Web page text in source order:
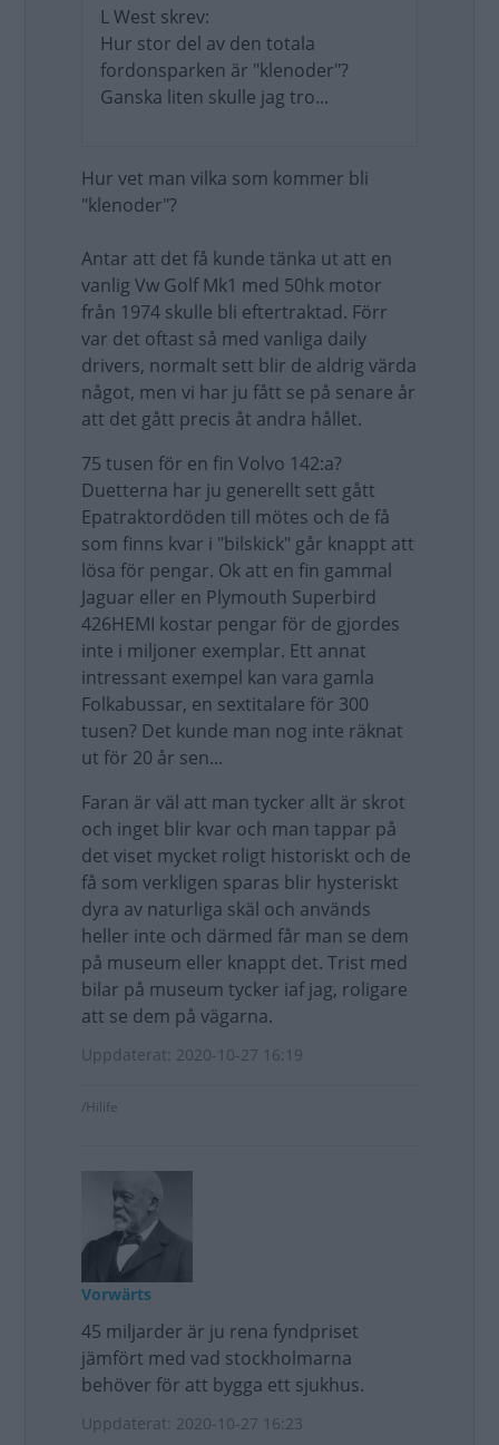
L West skrev:
Hur stor del av den totala
fordonsparken är "klenoder"?
Ganska liten skulle jag tro...
Hur vet man vilka som kommer bli
"klenoder"?
Antar att det få kunde tänka ut att en
vanlig Vw Golf Mk1 med 50hk motor
från 1974 skulle bli eftertraktad. Förr
var det oftast så med vanliga daily
drivers, normalt sett blir de aldrig värda
något, men vi har ju fått se på senare år
att det gått precis åt andra hållet.
75 tusen för en fin Volvo 142:a?
Duetterna har ju generellt sett gått
Epatraktordöden till mötes och de få
som finns kvar i "bilskick" går knappt att
lösa för pengar. Ok att en fin gammal
Jaguar eller en Plymouth Superbird
426HEMI kostar pengar för de gjordes
inte i miljoner exemplar. Ett annat
intressant exempel kan vara gamla
Folkabussar, en sextitalare för 300
tusen? Det kunde man nog inte räknat
ut för 20 år sen...
Faran är väl att man tycker allt är skrot
och inget blir kvar och man tappar på
det viset mycket roligt historiskt och de
få som verkligen sparas blir hysteriskt
dyra av naturliga skäl och används
heller inte och därmed får man se dem
på museum eller knappt det. Trist med
bilar på museum tycker iaf jag, roligare
att se dem på vägarna.
Uppdaterat: 2020-10-27 16:19
/Hilife
Vorwärts
45 miljarder är ju rena fyndpriset
jämfört med vad stockholmarna
behöver för att bygga ett sjukhus.
Uppdaterat: 2020-10-27 16:23